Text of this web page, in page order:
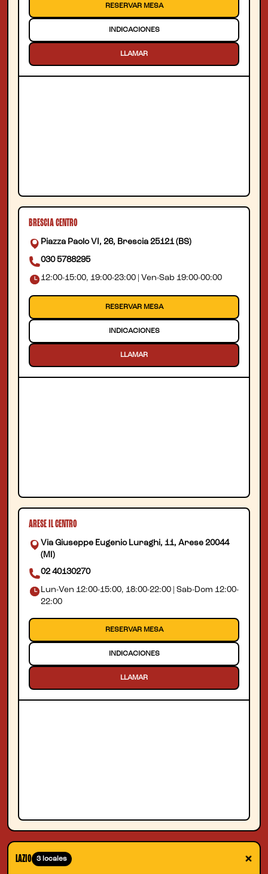
RESERVAR MESA
INDICACIONES
LLAMAR
BRESCIA CENTRO
Piazza Paolo VI, 26, Brescia 25121 (BS)
030 5788295
12:00-15:00, 19:00-23:00 | Ven-Sab 19:00-00:00
RESERVAR MESA
INDICACIONES
LLAMAR
ARESE IL CENTRO
Via Giuseppe Eugenio Luraghi, 11, Arese 20044
(MI)
02 40130270
Lun-Ven 12:00-15:00, 18:00-22:00 | Sab-Dom 12:00-
22:00
RESERVAR MESA
INDICACIONES
LLAMAR
LAZIO 3 locales +